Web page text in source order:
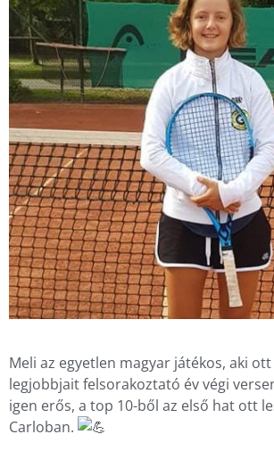
Meli az egyetlen magyar játékos, aki
legjobbjait felsorakoztató év végi
igen erős, a top 10-ből az első hat ott
Carloban.